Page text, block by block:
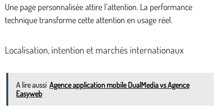
Une page personnalisée attire l’attention. La performance
technique transforme cette attention en usage réel.
Localisation, intention et marchés internationaux
A lire aussi Agence application mobile DualMedia​ vs Agence
Easyweb